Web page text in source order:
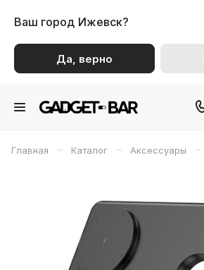
Ваш город Ижевск?
Да, верно
Главная – Каталог – Аксессуары –